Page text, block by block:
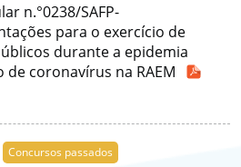
n.°0238/SAFP-
para o exercício de
durante a epidemia
coronavírus na RAEM
Concursos passados